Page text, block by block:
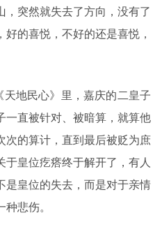
突然就失去了方向，没有了
的喜悦，不好的还是喜悦，
地民心》里，嘉庆的二皇子
直被针对、被暗算，就算他
的算计，直到最后被贬为庶
皇位疙瘩终于解开了，有人
皇位的失去，而是对于亲情
悲伤。